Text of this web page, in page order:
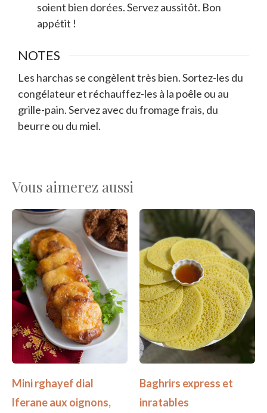
soient bien dorées. Servez aussitôt. Bon
appétit !
NOTES
Les harchas se congèlent très bien. Sortez-les du
congélateur et réchauffez-les à la poêle ou au
grille-pain. Servez avec du fromage frais, du
beurre ou du miel.
Vous aimerez aussi
Mini rghayef dial
lferane aux oignons,
Baghrirs express et
inratables